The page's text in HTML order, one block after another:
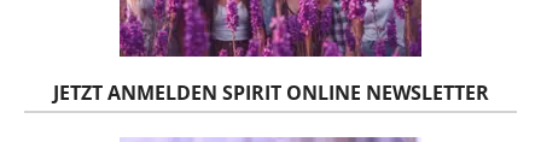
JETZT ANMELDEN SPIRIT ONLINE NEWSLETTER